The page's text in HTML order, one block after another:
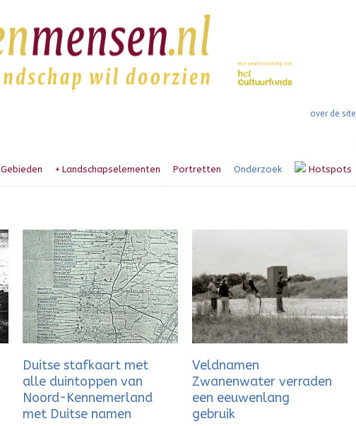
over de site
Gebieden Landschapselementen
+ Portretten Onderzoek Hotspots
Duitse stafkaart met
alle duintoppen van
Noord-Kennemerland
met Duitse namen
Veldnamen
Zwanenwater verraden
een eeuwenlang
gebruik